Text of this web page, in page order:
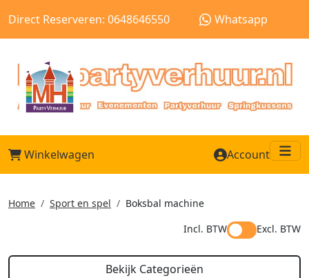
Direct Reserveren: 0648646550 Whatsapp
Winkelwagen Account
Home Sport en spel
Boksbal machine
Incl. BTW
Excl. BTW
Bekijk Categorieën